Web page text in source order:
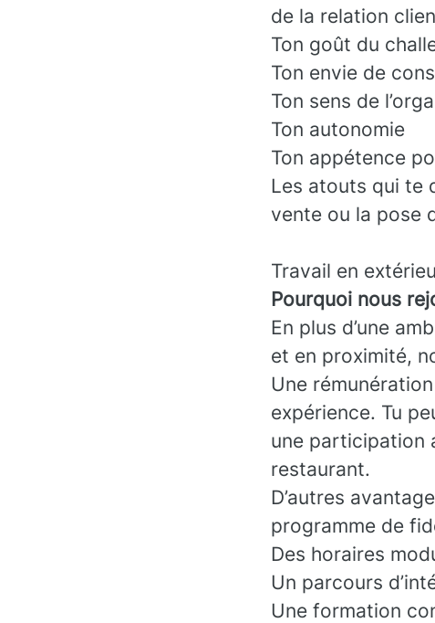
de la relation
Ton goût du
Ton envie de
Ton sens de
Ton autonomie
Ton appétence
Les atouts qui te
vente ou la pose
Travail en
Pourquoi nous
En plus d’une
et en proximité,
Une
expérience. Tu
une participation
restaurant.
D’autres
programme de
Des horaires
Un parcours
Une formation